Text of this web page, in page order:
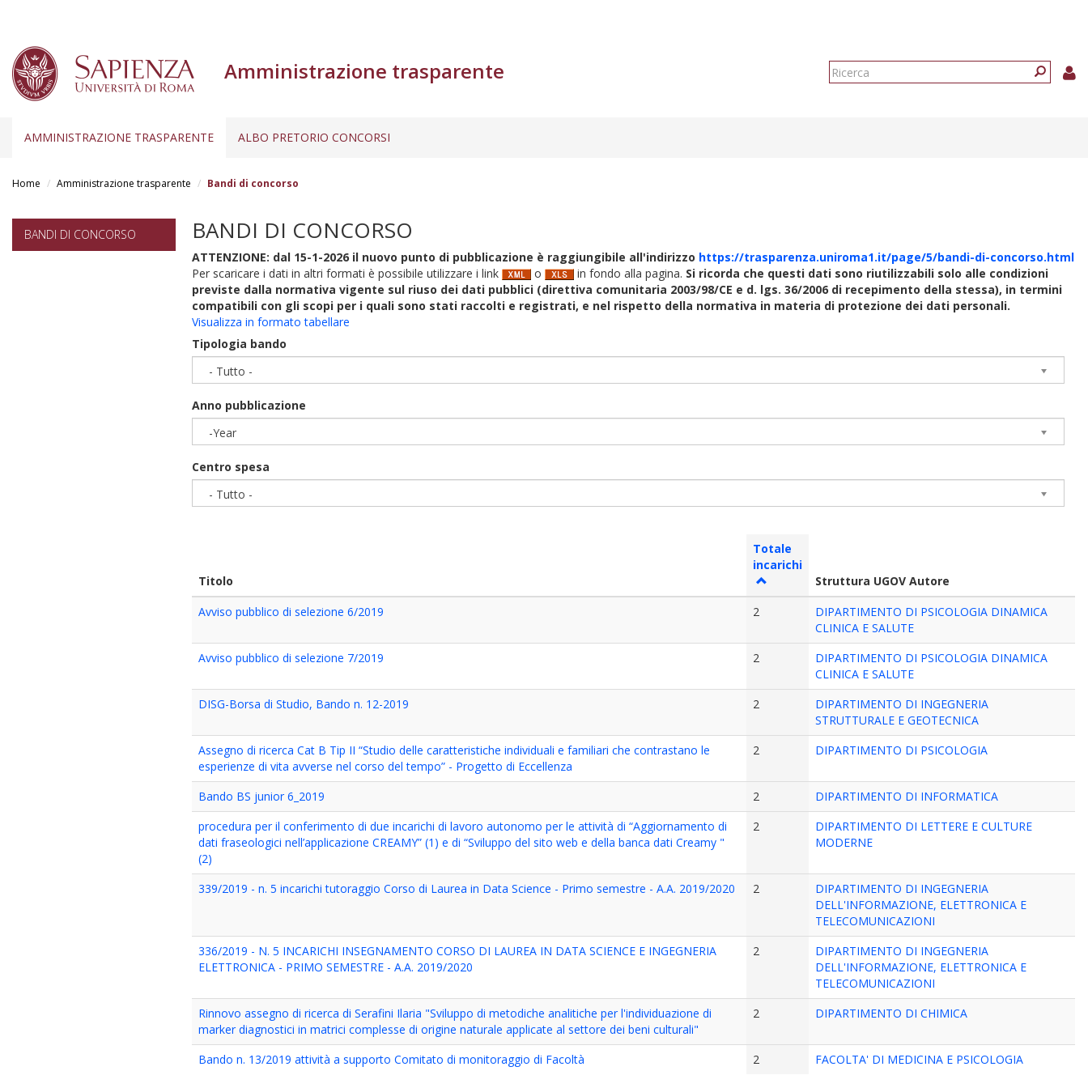
Amministrazione trasparente
Form
AMMINISTRAZIONE TRASPARENTE ALBO PRETORIO CONCORSI
Home Amministrazione trasparente Bandi di concorso
BANDI DI CONCORSO BANDI DI CONCORSO
ATTENZIONE: dal 15-1-2026 il nuovo punto di pubblicazione è raggiungibile all'indirizzo https://trasparenza.uniroma1.it/page/5/bandi-di-concorso.html
Per scaricare i dati in altri formati è possibile utilizzare i link
o in fondo alla pagina. Si ricorda che questi dati sono riutilizzabili solo alle condizioni
previste dalla normativa vigente sul riuso dei dati pubblici (direttiva comunitaria 2003/98/CE e d. lgs. 36/2006 di recepimento della stessa), in termini
compatibili con gli scopi per i quali sono stati raccolti e registrati, e nel rispetto della normativa in materia di protezione dei dati personali.
Visualizza in formato tabellare
Tipologia bando
- Tutto -
Anno pubblicazione
-Year
Centro spesa
- Tutto -
Titolo
Totale
incarichi
Struttura UGOV Autore
Avviso pubblico di selezione 6/2019
2
DIPARTIMENTO DI PSICOLOGIA DINAMICA
CLINICA E SALUTE
Avviso pubblico di selezione 7/2019
2
DIPARTIMENTO DI PSICOLOGIA DINAMICA
CLINICA E SALUTE
DISG-Borsa di Studio, Bando n. 12-2019
2
DIPARTIMENTO DI INGEGNERIA
STRUTTURALE E GEOTECNICA
Assegno di ricerca Cat B Tip II “Studio delle caratteristiche individuali e familiari che contrastano le
esperienze di vita avverse nel corso del tempo” - Progetto di Eccellenza
2 DIPARTIMENTO DI PSICOLOGIA
Bando BS junior 6_2019 2
DIPARTIMENTO DI INFORMATICA
procedura per il conferimento di due incarichi di lavoro autonomo per le attività di “Aggiornamento di
dati fraseologici nell’applicazione CREAMY” (1) e di “Sviluppo del sito web e della banca dati Creamy "
(2)
2
DIPARTIMENTO DI LETTERE E CULTURE
MODERNE
339/2019 - n. 5 incarichi tutoraggio Corso di Laurea in Data Science - Primo semestre - A.A. 2019/2020 2
DIPARTIMENTO DI INGEGNERIA
DELL'INFORMAZIONE, ELETTRONICA E
TELECOMUNICAZIONI
336/2019 - N. 5 INCARICHI INSEGNAMENTO CORSO DI LAUREA IN DATA SCIENCE E INGEGNERIA
ELETTRONICA - PRIMO SEMESTRE - A.A. 2019/2020
2
DIPARTIMENTO DI INGEGNERIA
DELL'INFORMAZIONE, ELETTRONICA E
TELECOMUNICAZIONI
Rinnovo assegno di ricerca di Serafini Ilaria "Sviluppo di metodiche analitiche per l'individuazione di
marker diagnostici in matrici complesse di origine naturale applicate al settore dei beni culturali"
2 DIPARTIMENTO DI CHIMICA
Bando n. 13/2019 attività a supporto Comitato di monitoraggio di Facoltà 2 FACOLTA' DI MEDICINA E PSICOLOGIA